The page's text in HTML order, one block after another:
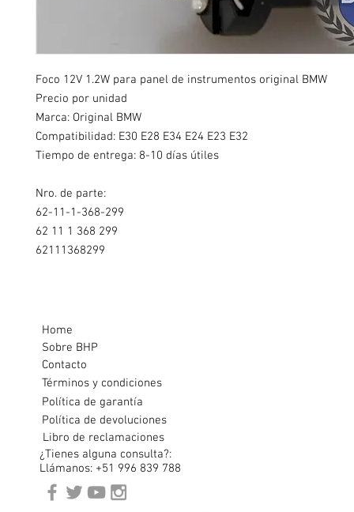
Foco 12V 1.2W para panel de instrumentos original BMW
Precio por unidad
Marca: Original BMW
Compatibilidad: E30 E28 E34 E24 E23 E32
Tiempo de entrega: 8-10 días útiles
Nro. de parte:
62-11-1-368-299
62 11 1 368 299
62111368299
Home
Sobre BHP
Contacto
Términos y condiciones
Política de garantía
Política de devoluciones
Libro de reclamaciones
¿Tienes alguna consulta?:
Llámanos: +51 996 839 788